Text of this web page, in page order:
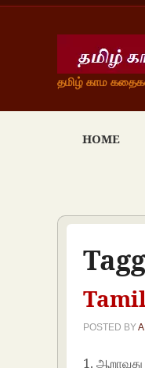
தமிழ் காம
HOME
POSTED BY
1. ஆறாவது